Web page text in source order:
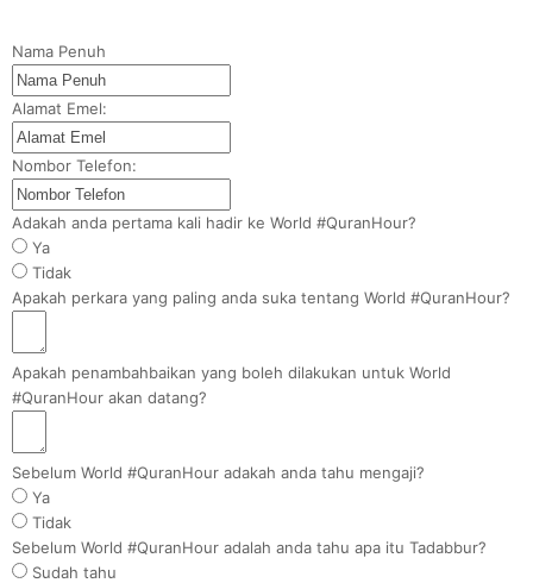
Nama Penuh
Alamat Emel:
Nombor Telefon:
Adakah anda pertama kali hadir ke World #QuranHour?
Ya
Tidak
Apakah perkara yang paling anda suka tentang World #QuranHour?
Apakah penambahbaikan yang boleh dilakukan untuk World
#QuranHour akan datang?
Sebelum World #QuranHour adakah anda tahu mengaji?
Ya
Tidak
Sebelum World #QuranHour adalah anda tahu apa itu Tadabbur?
Sudah tahu